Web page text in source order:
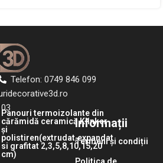
Telefon: 0749 846 099
Panouri termoizolante din
cărămidă ceramică Klinker
și
polistiren(extrudat,expandat
si grafitat 2,3,5,8,10,15,20
cm)
Informații
Termeni și condiții
Politica de